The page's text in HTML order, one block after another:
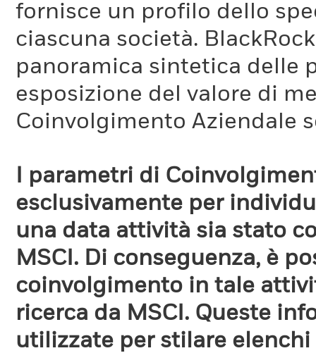
fornisce un profilo dello
ciascuna società.
panoramica sintetica delle
esposizione del valore di
Coinvolgimento Aziendale
I parametri di
esclusivamente per
una data attività sia stato
MSCI. Di conseguenza, è
coinvolgimento in tale
ricerca da MSCI. Queste
utilizzate per stilare